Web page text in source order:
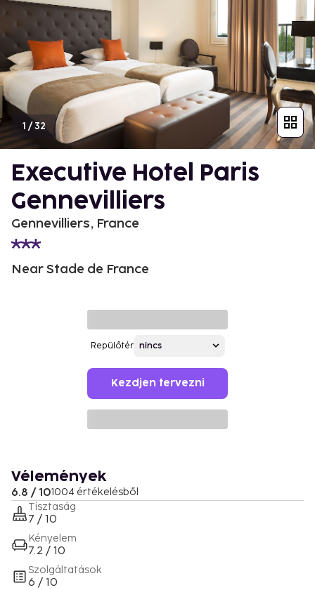
1 /32
Executive Hotel Paris
Gennevilliers
Gennevilliers, France
Near Stade de France
Repülőtér
Kezdjen tervezni
Vélemények
6.8 / 101004 értékelésből
Tisztaság
7 / 10
Kényelem
7.2 / 10
Szolgáltatások
6 / 10